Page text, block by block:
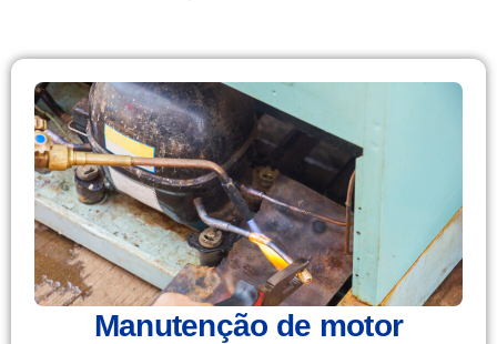
Manutenção de motor